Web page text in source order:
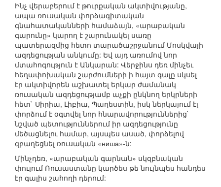
Ինչ վերաբերում է թուրքական ակտիվությանը,
ապա ռուսական փորձագիտական
գնահատականների համաձայն, «արաբական
գարունը» կարող է շարունակել սառը
պատերազմից հետո տարածաշրջանում Մոսկվայի
ազդեցության անկումը: Եվ այդ առումով նոր
մտահոգություն է Անկարան: Վերջինս դեռ մինչեւ
հեղափոխական շարժումների ի հայտ գալը սկսել
էր ակտիվորեն աշխատել երկար ժամանակ
ռուսական ազդեցությամբ աչքի ընկնող երկրների
հետ` Սիրիա, Լիբիա, Պաղեստին, իսկ ներկայում էլ
փորձում է օգտվել նոր հնարավորություններից`
նշված պետություններում իր ազդեցությունը
մեծացնելու համար, այսպես ասած, փորձելով
զբաղեցնել ռուսական «ниша»-ն:
Մինչդեռ, «արաբական գարնան» սկզբնական
փուլում Ռուսաստանը կարծես թե նույնպես հանդես
էր գալիս շահողի դերում: